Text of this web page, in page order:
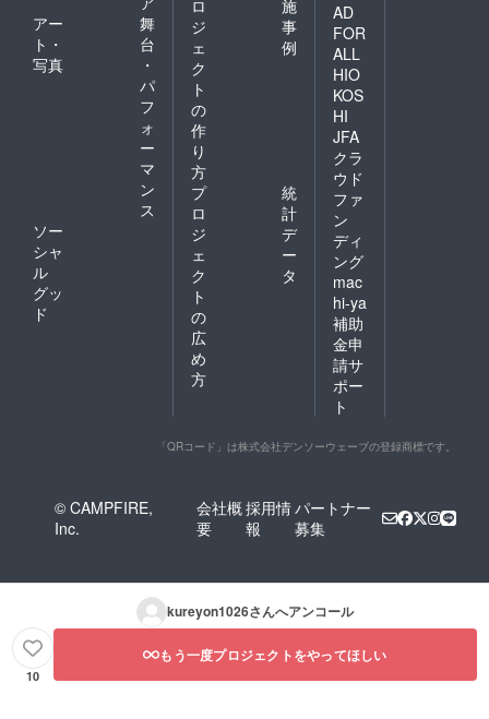
アー
ト・
写真
舞
台
・
パ
フ
ォ
ー
マ
ン
ス
ソー
シャ
ル
グッ
ド
ロ
ジ
ェ
ク
ト
の
作
り
方
施
事
例
プ
ロ
ジ
ェ
ク
ト
の
広
め
方
統
計
デ
ー
タ
AD
FOR
ALL
HIO
KOS
HI
JFA
クラ
ウド
ファ
ン
ディ
ング
mac
hi-ya
補助
金申
請サ
ポー
ト
「QRコード」は株式会社デンソーウェーブの登録商標です。
© CAMPFIRE,
Inc.
会社概
要
採用情
報
パートナー
募集
kureyon1026さんへアンコール
10
もう一度プロジェクトをやってほしい